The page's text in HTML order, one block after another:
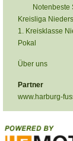
Notenbeste
Kreisliga
1. Kreisklasse
Pokal
Über uns
Partner
www.harburg-